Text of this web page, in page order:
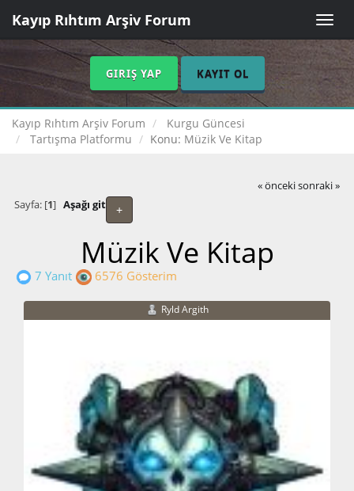
Toggle
Kayıp Rıhtım Arşiv Forum
GIRIŞ YAP KAYIT OL
Kayıp Rıhtım Arşiv Forum
Kurgu Güncesi
Tartışma Platformu
Konu: Müzik Ve Kitap
« önceki sonraki »
+
Sayfa: [1] Aşağı git
Müzik Ve Kitap
7 Yanıt 6576 Gösterim
Ryld Argith